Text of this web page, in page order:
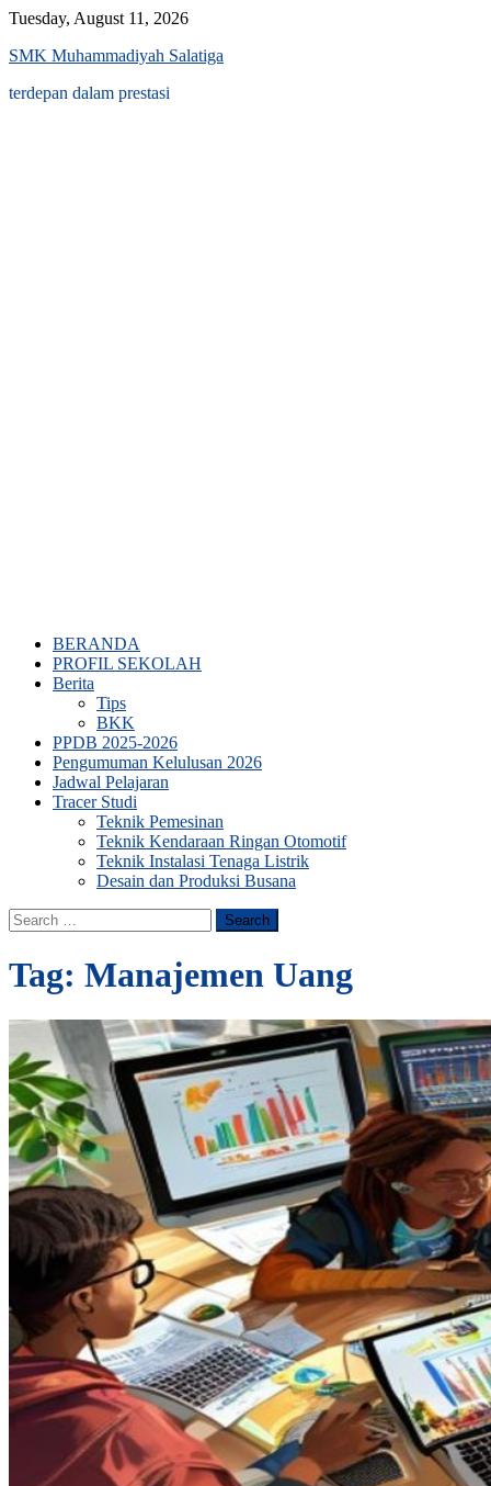
Skip
content
Tuesday, August 11, 2026
SMK Muhammadiyah Salatiga
terdepan dalam prestasi
BERANDA
PROFIL SEKOLAH
Berita
Tips
BKK
PPDB 2025-2026
Pengumuman Kelulusan 2026
Jadwal Pelajaran
Tracer Studi
Teknik Pemesinan
Teknik Kendaraan Ringan Otomotif
Teknik Instalasi Tenaga Listrik
Desain dan Produksi Busana
Search
for:
Tag: Manajemen Uang